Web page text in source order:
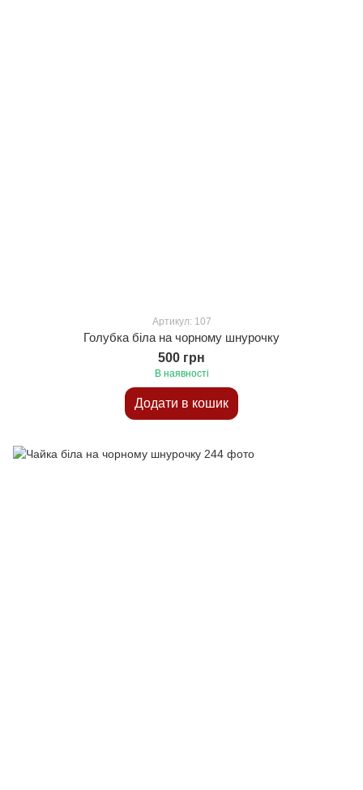
Артикул: 107
Голубка біла на чорному шнурочку
500 грн
В наявності
Додати в кошик